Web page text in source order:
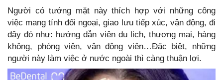
Người có tướng mặt này thích hợp với những công
việc mang tính đối ngoại, giao lưu tiếp xúc, vận động, đi
đây đó như: hướng dẫn viên du lịch, thương mại, hàng
không, phóng viên, vận động viên…Đặc biệt, những
người này làm việc ở nước ngoài thì càng thuận lợi.